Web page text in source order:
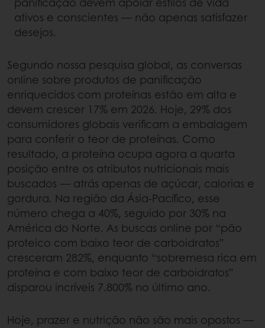
ativos e conscientes — não apenas satisfazer
desejos.
Segundo nossa pesquisa global, as conversas
online sobre produtos de panificação
enriquecidos com proteínas estão em alta e
devem crescer 17% em 2026. Hoje, 29% dos
consumidores globais verificam a embalagem
para conferir o teor de proteínas. Como
resultado, a proteína ocupa agora a quarta
posição entre os atributos nutricionais mais
buscados — atrás apenas de açúcar, calorias e
gordura. Na região da Ásia-Pacífico, esse
número chega a 40%, seguido por 30% na
América do Norte. As buscas online por “pão
proteico com baixo teor de carboidratos”
cresceram 282%, enquanto “sobremesa rica em
proteína e com baixo teor de carboidratos”
disparou incríveis 7.800% no último ano.
Hoje, prazer e nutrição não são mais opostos —